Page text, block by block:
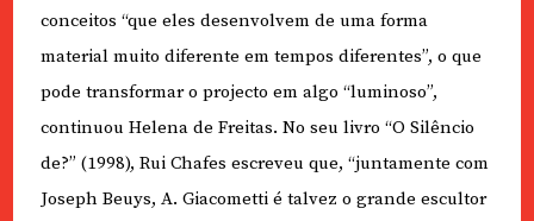
conceitos “que eles desenvolvem de uma forma
material muito diferente em tempos diferentes”, o que
pode transformar o projecto em algo “luminoso”,
continuou Helena de Freitas. No seu livro “O Silêncio
de?” (1998), Rui Chafes escreveu que, “juntamente com
Joseph Beuys, A. Giacometti é talvez o grande escultor